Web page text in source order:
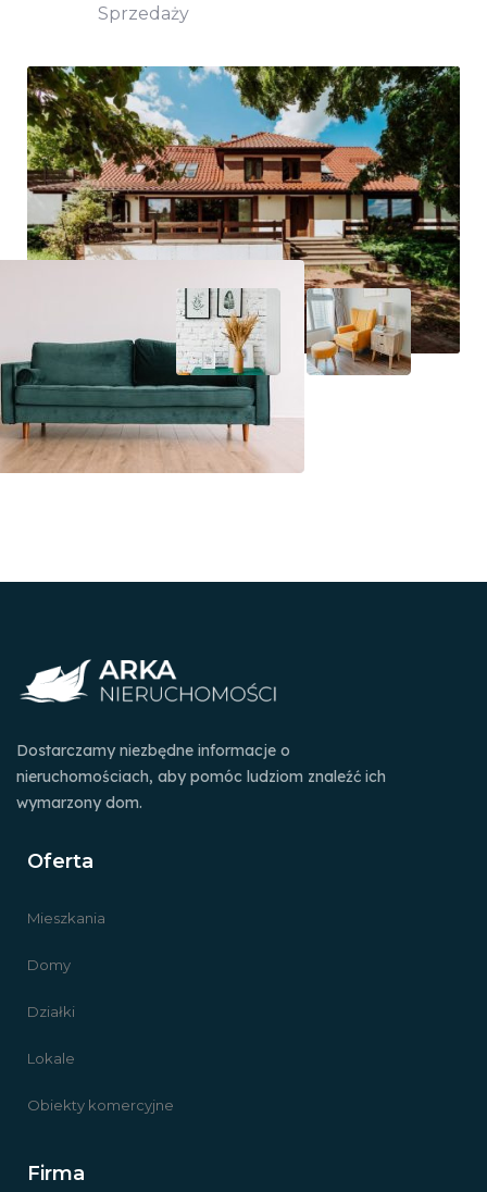
Sprzedaży
Dostarczamy niezbędne informacje o
nieruchomościach, aby pomóc ludziom znaleźć ich
wymarzony dom.
Oferta
Mieszkania
Domy
Działki
Lokale
Obiekty komercyjne
Firma